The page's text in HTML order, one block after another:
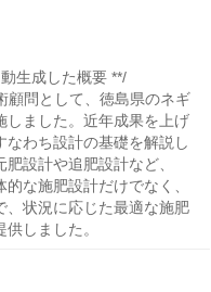
生成した概要 **/
顧問として、徳島県のネギ
しました。近年成果を上げ
わち設計の基礎を解説し
設計や追肥設計など、
な施肥設計だけでなく、
、状況に応じた最適な施肥
しました。